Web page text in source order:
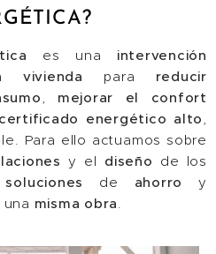
es una intervención
vivienda para reducir
, mejorar el confort
energético alto,
Para ello actuamos sobre
y el diseño de los
soluciones de ahorro
y
una misma obra.